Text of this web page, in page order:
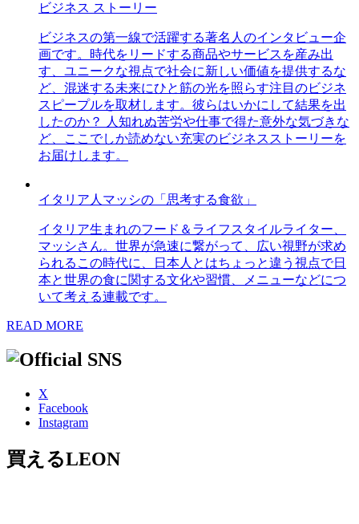
ビジネス ストーリー
ビジネスの第一線で活躍する著名人のインタビュー企
画です。時代をリードする商品やサービスを産み出
す、ユニークな視点で社会に新しい価値を提供するな
ど、混迷する未来にひと筋の光を照らす注目のビジネ
スピープルを取材します。彼らはいかにして結果を出
したのか？ 人知れぬ苦労や仕事で得た意外な気づきな
ど、ここでしか読めない充実のビジネスストーリーを
お届けします。
イタリア人マッシの「思考する食欲」
イタリア生まれのフード＆ライフスタイルライター、
マッシさん。世界が急速に繋がって、広い視野が求め
られるこの時代に、日本人とはちょっと違う視点で日
本と世界の食に関する文化や習慣、メニューなどにつ
いて考える連載です。
READ MORE
X
Facebook
Instagram
買えるLEON